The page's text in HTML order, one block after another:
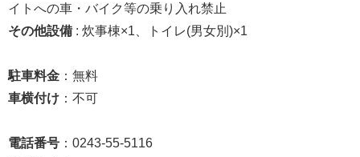
イトへの車・バイク等の乗り入れ禁止
その他設備 : 炊事棟×1、トイレ(男女別)×1
駐車料金 ：無料
車横付け ：不可
電話番号 ：0243-55-5116